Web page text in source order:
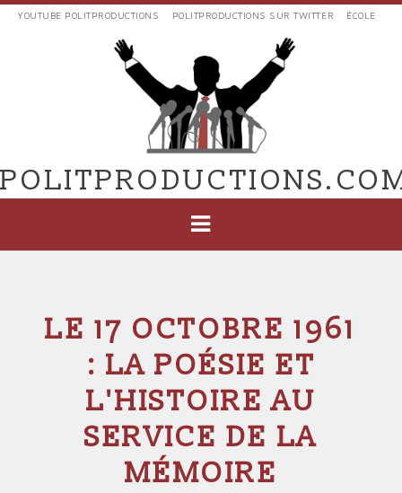
Aller
EXTERNES
POLIT'PRODUCTIONS
YOUTUBE POLITPRODUCTIONS POLITPRODUCTIONS SUR TWITTER ÉCOLE
LE 17 OCTOBRE 1961
: LA POÉSIE ET
L'HISTOIRE AU
SERVICE DE LA
MÉMOIRE